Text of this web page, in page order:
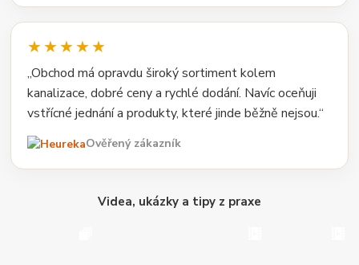
★★★★★
„Obchod má opravdu široký sortiment kolem
kanalizace, dobré ceny a rychlé dodání. Navíc oceňuji
vstřícné jednání a produkty, které jinde běžně nejsou.“
Ověřený zákazník
Videa, ukázky a tipy z praxe